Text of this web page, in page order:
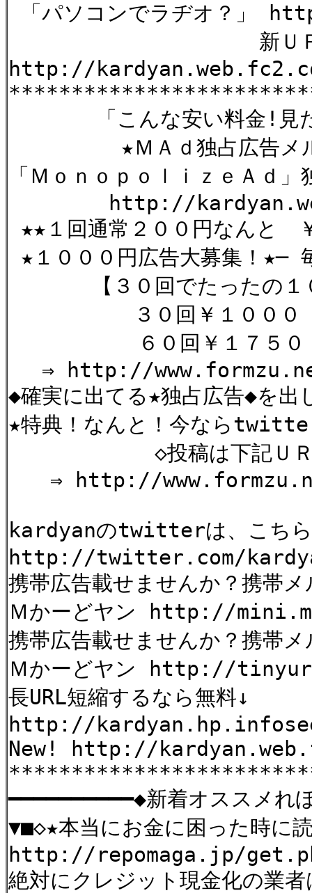
「パソコンでラヂオ？
新ＵＲＬ
http://
「こんな安い料金!見た
★ＭＡｄ独占広告メル
「ＭｏｎｏｐｏｌｉｚｅＡｄ
http://
★★１回通常２００円なんと
★１０００円広告大募集！★─
【３０回でたったの１０
３０回￥１０００
６０回￥１７５
⇒ http://
◆確実に出てる★独占広告◆を出
★特典！なんと！今なら
◇投稿は下記ＵＲＬか
⇒ http://
kardyanのtwitterは、こちら
http://twitter.com/
携帯広告載せませんか？携帯
Ｍかーどヤン http://
携帯広告載せませんか？携帯
Ｍかーどヤン http://
長URL短縮するなら無料↓
http://
New! http://
━━━━━━━━━━◆新着オススメれ
▼■◇★本当にお金に困った時に
http://repomaga.jp/
絶対にクレジット現金化の業